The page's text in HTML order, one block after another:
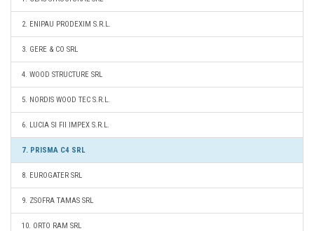
2. ENIPAU PRODEXIM S.R.L.
3. GERE & CO SRL
4. WOOD STRUCTURE SRL
5. NORDIS WOOD TEC S.R.L.
6. LUCIA SI FII IMPEX S.R.L.
7. PRISMA C4 SRL
8. EUROGATER SRL
9. ZSOFRA TAMAS SRL
10. ORTO RAM SRL